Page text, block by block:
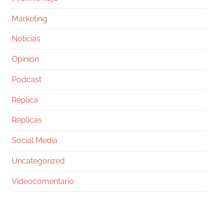
Marketing
Noticias
Opinión
Podcast
Réplica
Réplicas
Social Media
Uncategorized
Videocomentario